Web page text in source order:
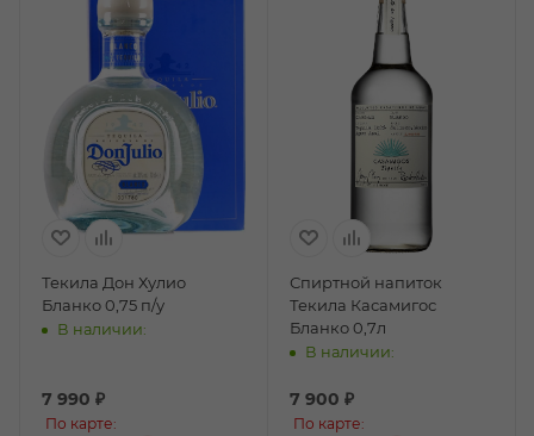
Текила Дон Хулио
Бланко 0,75 п/у
В наличии:
7 990 ₽
По карте:
Спиртной напиток
Текила Касамигос
Бланко 0,7л
В наличии:
7 900 ₽
По карте: